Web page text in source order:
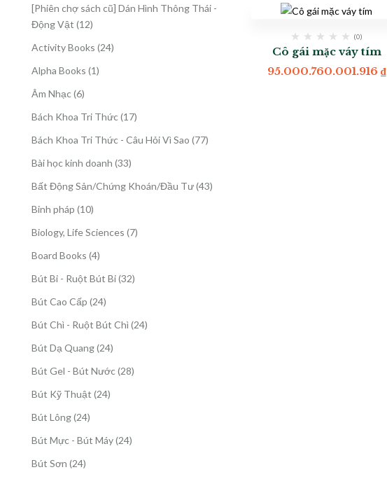
phẩm
[Phiên chợ sách cũ] Dán Hình Thông Thái -
Động Vật 1212
phẩm
Activity Books 2424
Alpha Books 11
Âm Nhạc 66
Bách Khoa Tri Thức 1717
Bách Khoa Tri Thức - Câu Hỏi Vì Sao 7777
Bài học kinh doanh 3333
Bất Động Sản/Chứng Khoán/Đầu Tư 4343
Binh pháp 1010
Biology, Life Sciences 77
Board Books 44
phẩm
Bút Bi - Ruột Bút Bi 3232
Bút Cao Cấp 2424
Bút Chì - Ruột Bút Chì 2424
Bút Dạ Quang 2424
phẩm
Bút Gel - Bút Nước 2828
Bút Kỹ Thuật 2424
Bút Lông 2424
phẩm
Bút Mực - Bút Máy 2424
Bút Sơn 2424
(0)
Cô gái mặc váy tím
95.000.760.001.916 ₫